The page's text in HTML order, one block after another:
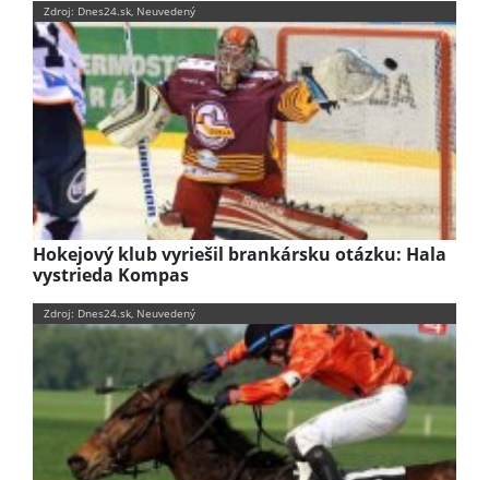
Zdroj: Dnes24.sk, Neuvedený
Hokejový klub vyriešil brankársku otázku: Hala
vystrieda Kompas
Zdroj: Dnes24.sk, Neuvedený